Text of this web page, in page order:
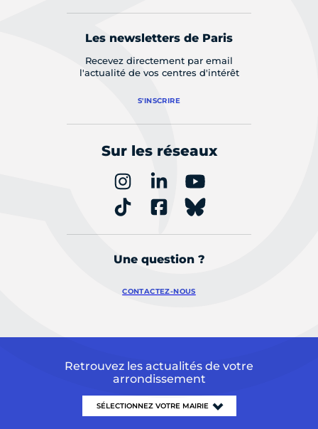
Les newsletters de Paris
Recevez directement par email
l'actualité de vos centres d'intérêt
S'INSCRIRE
Sur les réseaux
Une question ?
CONTACTEZ-NOUS
Retrouvez les actualités de votre
arrondissement